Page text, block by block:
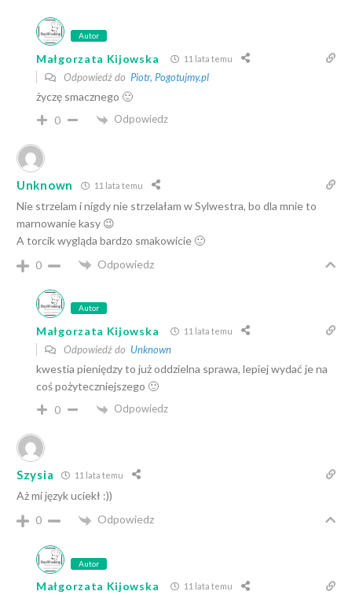
Autor
Małgorzata Kijowska 11 lata temu
Odpowiedź do Piotr, Pogotujmy.pl
życzę smacznego 🙂
0 Odpowiedz
Unknown 11 lata temu
Nie strzelam i nigdy nie strzelałam w Sylwestra, bo dla mnie to
marnowanie kasy 😉
A torcik wygląda bardzo smakowicie 🙂
0
Odpowiedz
Autor
Małgorzata Kijowska 11 lata temu
Odpowiedź do Unknown
kwestia pieniędzy to już oddzielna sprawa, lepiej wydać je na
coś pożyteczniejszego 🙂
0 Odpowiedz
Szysia 11 lata temu
Aż mi język uciekł :))
0
Odpowiedz
Autor
Małgorzata Kijowska 11 lata temu